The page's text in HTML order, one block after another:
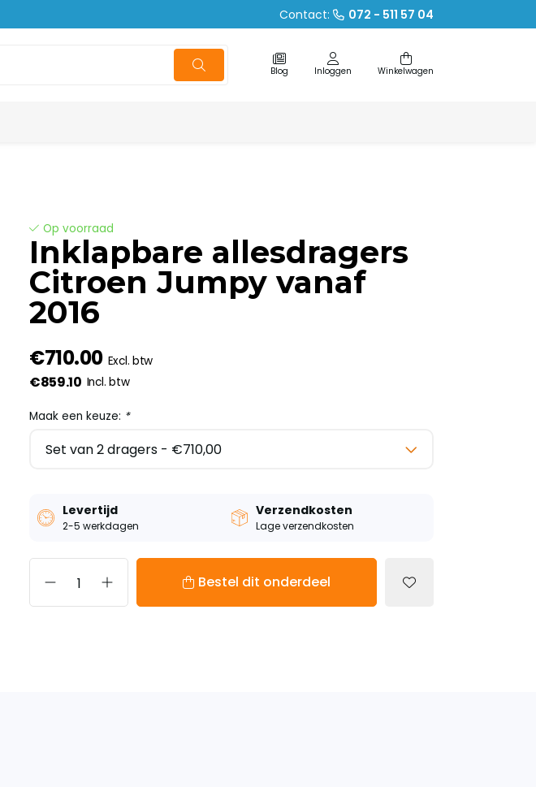
Contact: 072 - 511 57 04
Blog Inloggen Winkelwagen
Op voorraad
Inklapbare allesdragers
Citroen Jumpy vanaf
2016
€710.00 Excl. btw
€859.10 Incl. btw
Maak een keuze: *
Levertijd
2-5 werkdagen
Verzendkosten
Lage verzendkosten
Bestel dit onderdeel